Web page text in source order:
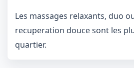
Les massages relaxants, duo
recuperation douce sont les
quartier.